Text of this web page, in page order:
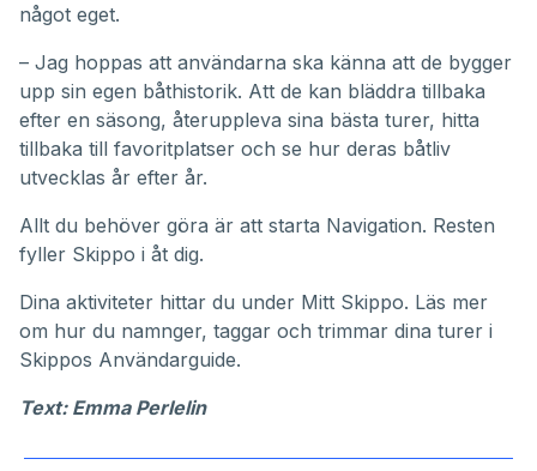
något eget.
– Jag hoppas att användarna ska känna att de bygger
upp sin egen båthistorik. Att de kan bläddra tillbaka
efter en säsong, återuppleva sina bästa turer, hitta
tillbaka till favoritplatser och se hur deras båtliv
utvecklas år efter år.
Allt du behöver göra är att starta Navigation. Resten
fyller Skippo i åt dig.
Dina aktiviteter hittar du under Mitt Skippo. Läs mer
om hur du namnger, taggar och trimmar dina turer i
Skippos Användarguide.
Text: Emma Perlelin